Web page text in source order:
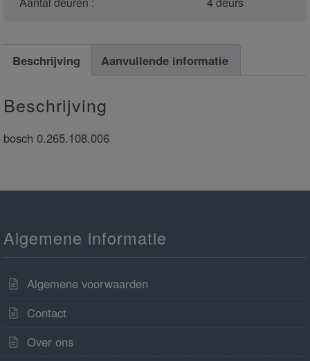
Beschrijving Aanvullende informatie
Beschrijving
bosch 0.265.108.006
Algemene informatie
Algemene voorwaarden
Contact
Over ons